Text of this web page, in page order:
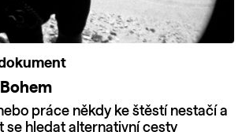
práce někdy ke štěstí nestačí a
se hledat alternativní cesty